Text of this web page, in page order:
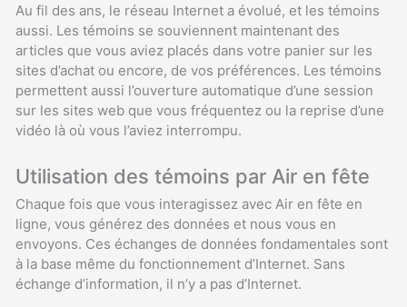
Au fil des ans, le réseau Internet a évolué, et les témoins
aussi. Les témoins se souviennent maintenant des
articles que vous aviez placés dans votre panier sur les
sites d’achat ou encore, de vos préférences. Les témoins
permettent aussi l’ouverture automatique d’une session
sur les sites web que vous fréquentez ou la reprise d’une
vidéo là où vous l’aviez interrompu.
Utilisation des témoins par Air en fête
Chaque fois que vous interagissez avec Air en fête en
ligne, vous générez des données et nous vous en
envoyons. Ces échanges de données fondamentales sont
à la base même du fonctionnement d’Internet. Sans
échange d’information, il n’y a pas d’Internet.